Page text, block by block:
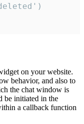
on your website.
behavior, and also to
the chat window is
be initiated in the
a callback function